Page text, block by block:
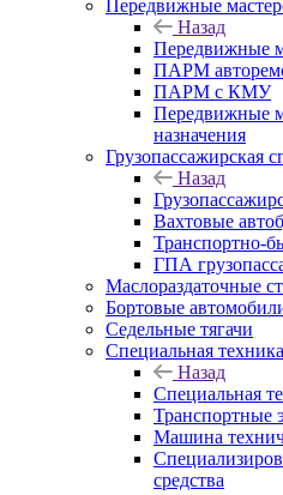
Передвижные
Назад
Передвижные
ПАРМ
ПАРМ с КМУ
Передвижные
назначения
Грузопассажирская
Назад
Вахтовые
Транспортно-
ГПА
Маслораздаточные
Бортовые
Седельные тягачи
Специальная техника
Назад
Специальная
Транспортные
Машина
средства